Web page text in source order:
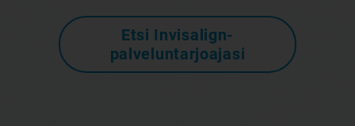
Etsi Invisalign-
palveluntarjoajasi